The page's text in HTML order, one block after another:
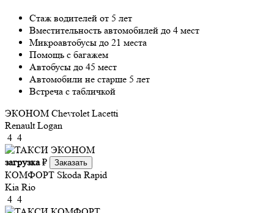
Стаж водителей от 5 лет
Вместительность автомобилей до 4 мест
Микроавтобусы до 21 места
Помощь с багажем
Автобусы до 45 мест
Автомобили не старше 5 лет
Встреча с табличкой
ЭКОНОМ Chevrolet Lacetti
Renault Logan
4 4
загрузка₽ Заказать
КОМФОРТ Skoda Rapid
Kia Rio
4 4